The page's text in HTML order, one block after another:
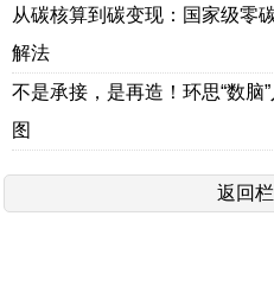
从碳核算到碳变现：国家级零
解法
不是承接，是再造！环思“数脑
图
返回